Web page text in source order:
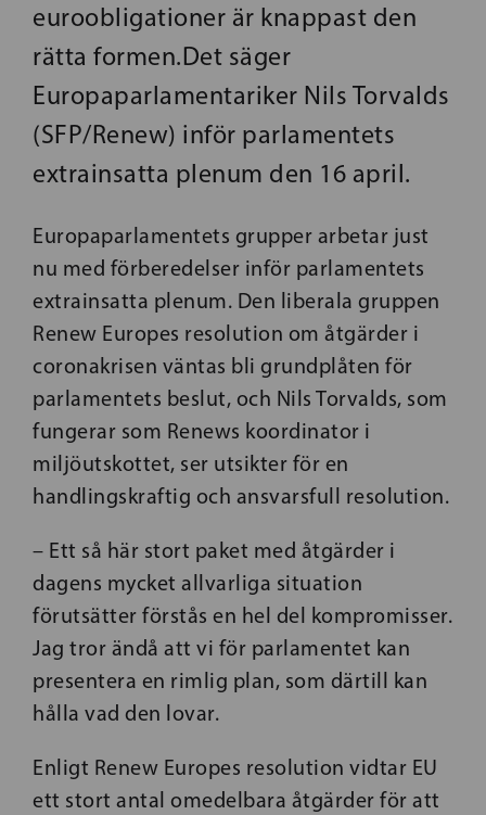
euroobligationer är knappast den
rätta formen.Det säger
Europaparlamentariker Nils Torvalds
(SFP/Renew) inför parlamentets
extrainsatta plenum den 16 april.
Europaparlamentets grupper arbetar just
nu med förberedelser inför parlamentets
extrainsatta plenum. Den liberala gruppen
Renew Europes resolution om åtgärder i
coronakrisen väntas bli grundplåten för
parlamentets beslut, och Nils Torvalds, som
fungerar som Renews koordinator i
miljöutskottet, ser utsikter för en
handlingskraftig och ansvarsfull resolution.
– Ett så här stort paket med åtgärder i
dagens mycket allvarliga situation
förutsätter förstås en hel del kompromisser.
Jag tror ändå att vi för parlamentet kan
presentera en rimlig plan, som därtill kan
hålla vad den lovar.
Enligt Renew Europes resolution vidtar EU
ett stort antal omedelbara åtgärder för att